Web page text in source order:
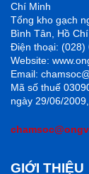
Chí Minh
Tổng kho gạch
Bình Tân, Hồ
Điện thoại: (028)
Website:
Email:
Mã số thuế
ngày 29/06/
GIỚI THIỆU